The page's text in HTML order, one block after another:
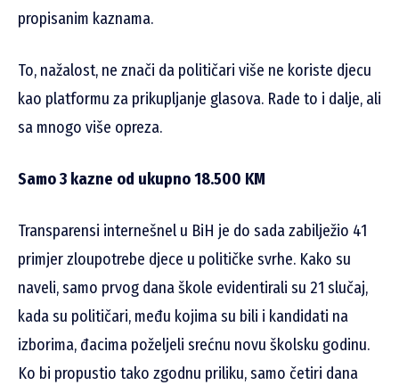
propisanim kaznama.
To, nažalost, ne znači da političari više ne koriste djecu
kao platformu za prikupljanje glasova. Rade to i dalje, ali
sa mnogo više opreza.
Samo 3 kazne od ukupno 18.500 KM
Transparensi internešnel u BiH je do sada zabilježio 41
primjer zloupotrebe djece u političke svrhe. Kako su
naveli, samo prvog dana škole evidentirali su 21 slučaj,
kada su političari, među kojima su bili i kandidati na
izborima, đacima poželjeli srećnu novu školsku godinu.
Ko bi propustio tako zgodnu priliku, samo četiri dana